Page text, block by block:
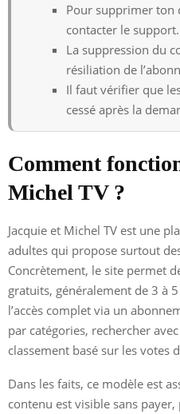
Pour supprimer ton
contacter le support.
La suppression du
résiliation de
Il faut vérifier que
cessé après la
Comment
Michel TV ?
Jacquie et Michel TV est une
adultes qui propose surtout
Concrètement, le site permet
gratuits, généralement de 3 à
l’accès complet via un
par catégories, rechercher
classement basé sur les votes
Dans les faits, ce modèle est
contenu est visible sans payer,